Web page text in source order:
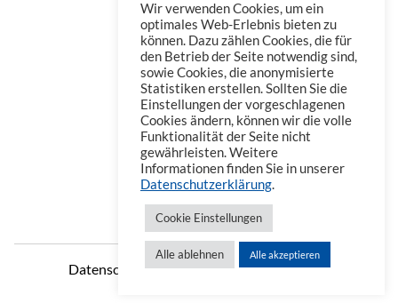
Phone: +423 235 0660
Telefax: +423 235 0669
Mail: office@vienna-life.li
Datenschutzerklärung Impressum
Wir verwenden Cookies, um ein
optimales Web-Erlebnis bieten zu
können. Dazu zählen Cookies, die für
den Betrieb der Seite notwendig sind,
sowie Cookies, die anonymisierte
Statistiken erstellen. Sollten Sie die
Einstellungen der vorgeschlagenen
Cookies ändern, können wir die volle
Funktionalität der Seite nicht
gewährleisten. Weitere
Informationen finden Sie in unserer
Datenschutzerklärung.
Cookie Einstellungen
Alle ablehnen Alle akzeptieren